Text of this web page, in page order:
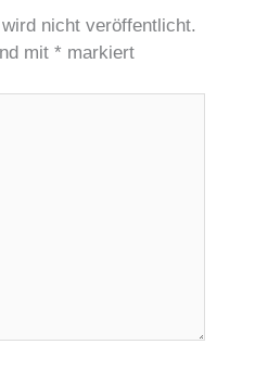
nicht veröffentlicht.
mit * markiert